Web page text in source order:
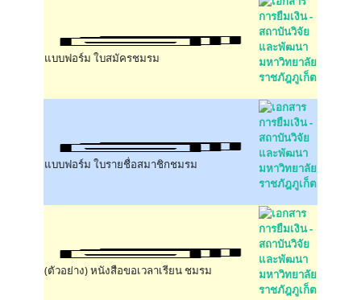
แบบฟอร์ม ใบสมัครชมรม
แบบฟอร์ม ใบรายชื่อสมาชิกชมรม
(ตัวอย่าง) หนังสือขอเวลาเรียน ชมรม